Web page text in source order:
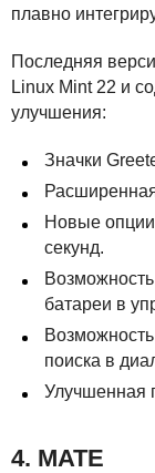
плавно
Последняя
Linux Mint 22 и
улучшения:
Значки
Новые опции
секунд.
батареи в
поиска в
Улучшенная
4. MATE